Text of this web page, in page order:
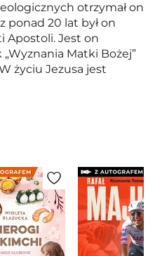
otrzymał on
ponad 20 lat był on
Apostoli. Jest on
Matki Bożej”
życiu Jezusa jest